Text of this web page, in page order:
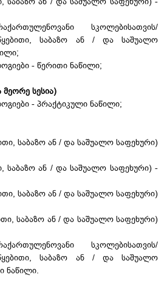
სკოლებისათვის/
საბაზო ან / და საშუალო
- წერითი ნაწილი;
სესია)
- პრაქტიკული ნაწილი;
საბაზო ან / და საშუალო საფეხური)
საბაზო ან / და საშუალო საფეხური) -
საბაზო ან / და საშუალო საფეხური)
საბაზო ან / და საშუალო საფეხური)
სკოლებისათვის/
საბაზო ან / და საშუალო
ნაწილი.